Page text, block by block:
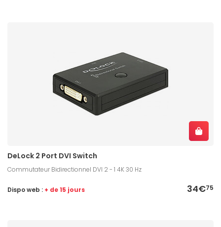
DeLock 2 Port DVI Switch
Commutateur Bidirectionnel DVI 2 - 1 4K 30 Hz
34€75
Dispo web : + de 15 jours